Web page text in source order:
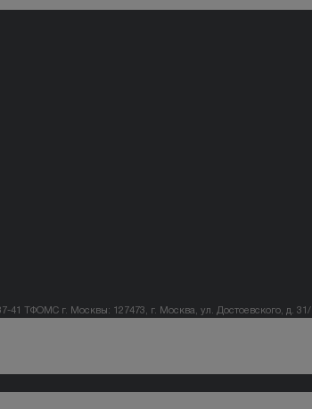
41 ТФОМС г. Москвы: 127473, г. Москва, ул. Достоевского, д. 31/